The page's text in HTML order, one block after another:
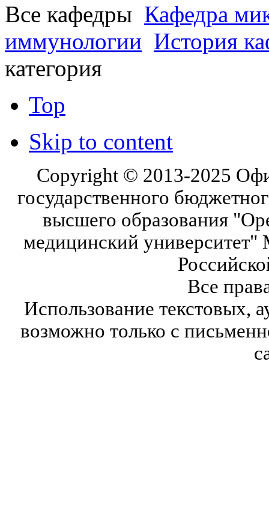
Все кафедры Кафедра
иммунологии История
категория
Top
Skip to content
Copyright © 2013-2025
государственного
высшего образования
медицинский университет"
Все
Использование текстовых,
возможно только с